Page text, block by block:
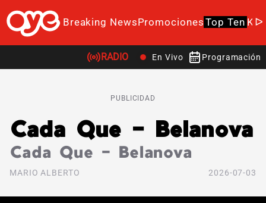
Breaking NewsPromociones Top Ten K-
RADIO En Vivo Programación
PUBLICIDAD
Cada Que – Belanova
Cada Que – Belanova
MARIO ALBERTO 2026-07-03